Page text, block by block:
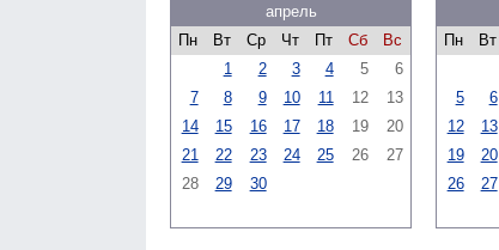
апрель
Пн
Вт Ср Чт Пт Сб
Вс
1
2 3 4 5
6
7
8 9 10 11 12
13
14
15 16 17 18 19
20
21
22 23 24 25 26
27
28
29 30
Пн
Вт
5
6
12
13
19
20
26
27